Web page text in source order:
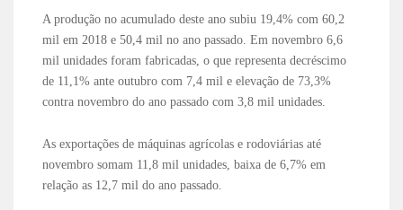
A produção no acumulado deste ano subiu 19,4% com 60,2
mil em 2018 e 50,4 mil no ano passado. Em novembro 6,6
mil unidades foram fabricadas, o que representa decréscimo
de 11,1% ante outubro com 7,4 mil e elevação de 73,3%
contra novembro do ano passado com 3,8 mil unidades.
As exportações de máquinas agrícolas e rodoviárias até
novembro somam 11,8 mil unidades, baixa de 6,7% em
relação as 12,7 mil do ano passado.